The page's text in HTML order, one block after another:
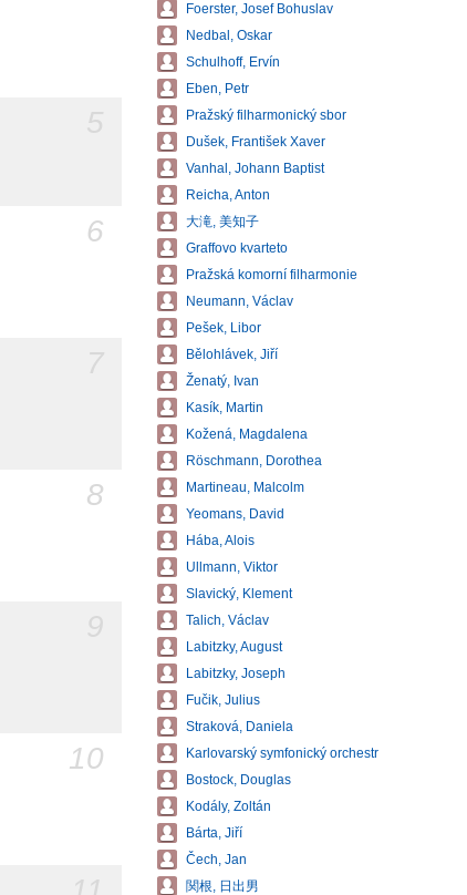
6
8
10
Foerster, Josef Bohuslav
Nedbal, Oskar
Schulhoff, Ervín
Eben, Petr
Pražský filharmonický sbor
Dušek, František Xaver
Vanhal, Johann Baptist
Reicha, Anton
大滝, 美知子
Graffovo kvarteto
Pražská komorní filharmonie
Neumann, Václav
Pešek, Libor
Bělohlávek, Jiří
Ženatý, Ivan
Kasík, Martin
Kožená, Magdalena
Röschmann, Dorothea
Martineau, Malcolm
Yeomans, David
Hába, Alois
Ullmann, Viktor
Slavický, Klement
Talich, Václav
Labitzky, August
Labitzky, Joseph
Fučik, Julius
Straková, Daniela
Karlovarský symfonický orchestr
Bostock, Douglas
Kodály, Zoltán
Bárta, Jiří
Čech, Jan
関根, 日出男